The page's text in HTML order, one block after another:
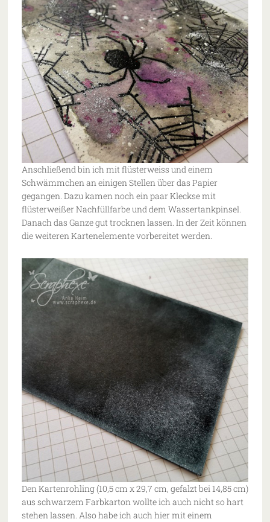
Anschließend bin ich mit flüsterweiss und einem
Schwämmchen an einigen Stellen über das Papier
gegangen. Dazu kamen noch ein paar Kleckse mit
flüsterweißer Nachfüllfarbe und dem Wassertankpinsel.
Danach das Ganze gut trocknen lassen. In der Zeit können
die weiteren Kartenelemente vorbereitet werden.
Den Kartenrohling (10,5 cm x 29,7 cm, gefalzt bei 14,85 cm)
aus schwarzem Farbkarton wollte ich auch nicht so hart
stehen lassen. Also habe ich auch hier mit einem